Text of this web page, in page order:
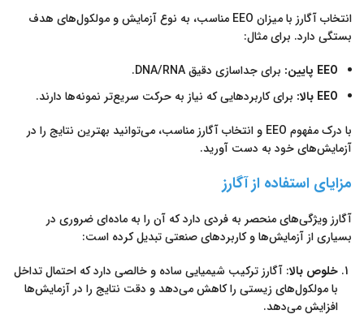
انتخاب آگارز با میزان EEO مناسب، به نوع آزمایش و مولکول‌های هدف
بستگی دارد. برای مثال:
EEO پایین:
برای جداسازی دقیق DNA/RNA.
EEO بالا:
برای کاربردهایی که نیاز به حرکت سریع‌تر نمونه‌ها دارند.
با درک مفهوم EEO و انتخاب آگارز مناسب، می‌توانید بهترین نتایج را در
آزمایش‌های خود به دست آورید.
مزایای استفاده از آگارز
آگارز ویژگی‌های منحصر به فردی دارد که آن را به ماده‌ای ضروری در
بسیاری از آزمایش‌ها و کاربردهای صنعتی تبدیل کرده است:
خلوص بالا: آگارز ترکیب شیمیایی ساده و خالصی دارد که احتمال تداخل
با مولکول‌های زیستی را کاهش می‌دهد و دقت نتایج را در آزمایش‌ها
افزایش می‌دهد.